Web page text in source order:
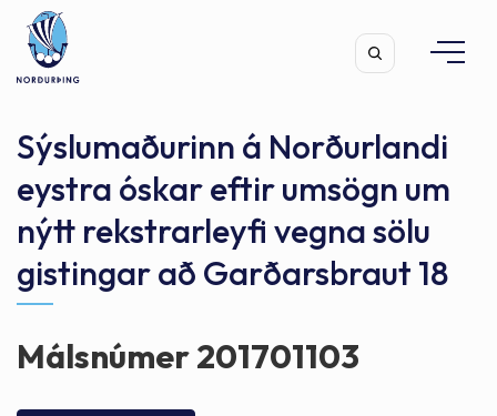
Leita
Sýslumaðurinn á Norðurlandi
eystra óskar eftir umsögn um
nýtt rekstrarleyfi vegna sölu
gistingar að Garðarsbraut 18
Málsnúmer 201701103